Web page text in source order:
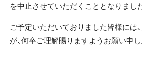
を中止させていただくこととなりまし
ご予定いただいておりました皆様には
が、何卒ご理解賜りますようお願い申し